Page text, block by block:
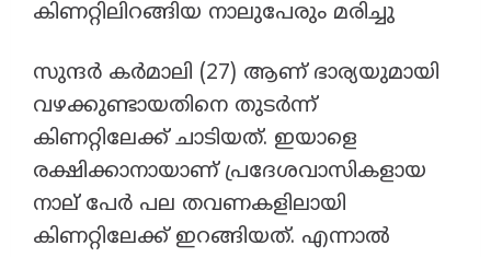
കിണറ്റിലിറങ്ങിയ നാലുപേരും മരിച്ചു
സുന്ദർ കർമാലി (27) ആണ് ഭാര്യയുമായി
വഴക്കുണ്ടായതിനെ തുടർന്ന്
കിണറ്റിലേക്ക് ചാടിയത്. ഇയാളെ
രക്ഷിക്കാനായാണ് പ്രദേശവാസികളായ
നാല് പേർ പല തവണകളിലായി
കിണറ്റിലേക്ക് ഇറങ്ങിയത്. എന്നാൽ